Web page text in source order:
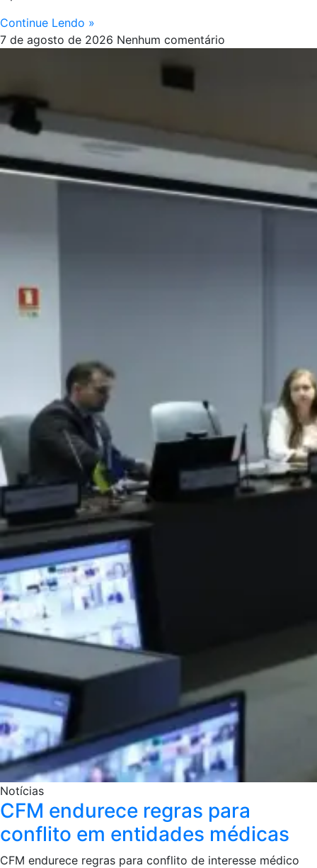
Continue Lendo »
7 de agosto de 2026 Nenhum comentário
Notícias
CFM endurece regras para
conflito em entidades médicas
CFM endurece regras para conflito de interesse médico